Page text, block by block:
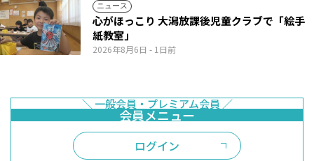
ニュース
2026年8月6日 - 1日前
心がほっこり 大潟放課後児童クラブで「絵手
紙教室」
ログイン